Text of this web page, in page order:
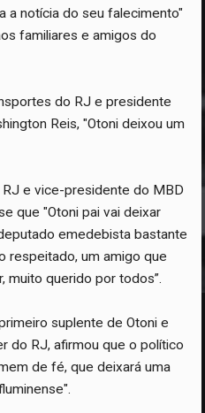
a notícia do seu falecimento"
familiares e amigos do
do RJ e presidente
Reis, "Otoni deixou um
e vice-presidente do MBD
que "Otoni pai vai deixar
emedebista bastante
respeitado, um amigo que
muito querido por todos”.
suplente de Otoni e
do RJ, afirmou que o político
de fé, que deixará uma